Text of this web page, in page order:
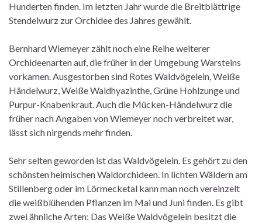
Hunderten finden. Im letzten Jahr wurde die Breitblättrige
Stendelwurz zur Orchidee des Jahres gewählt.
Bernhard Wiemeyer zählt noch eine Reihe weiterer
Orchideenarten auf, die früher in der Umgebung Warsteins
vorkamen. Ausgestorben sind Rotes Waldvögelein, Weiße
Händelwurz, Weiße Waldhyazinthe, Grüne Hohlzunge und
Purpur-Knabenkraut. Auch die Mücken-Händelwurz die
früher nach Angaben von Wiemeyer noch verbreitet war,
lässt sich nirgends mehr finden.
Sehr selten geworden ist das Waldvögelein. Es gehört zu den
schönsten heimischen Waldorchideen. In lichten Wäldern am
Stillenberg oder im Lörmecketal kann man noch vereinzelt
die weißblühenden Pflanzen im Mai und Juni finden. Es gibt
zwei ähnliche Arten: Das Weiße Waldvögelein besitzt die